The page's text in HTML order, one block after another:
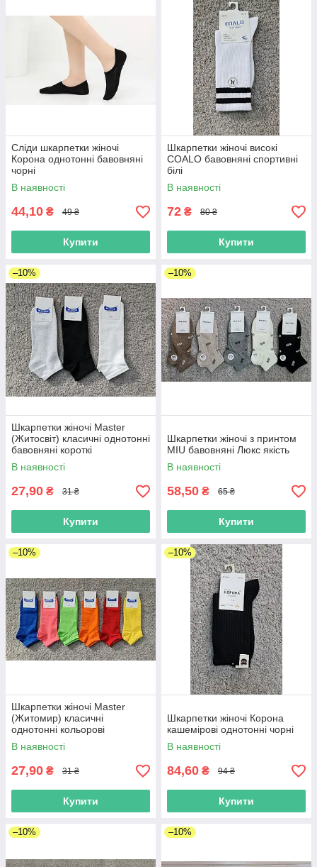
Сліди шкарпетки жіночі
Корона однотонні бавовняні
чорні
В наявності
44,10 ₴ 49 ₴
Купити
Шкарпетки жіночі високі
COALO бавовняні спортивні
білі
В наявності
72 ₴ 80 ₴
Купити
–10%
Шкарпетки жіночі Master
(Житосвіт) класичні однотонні
бавовняні короткі
В наявності
27,90 ₴ 31 ₴
Купити
–10%
Шкарпетки жіночі з принтом
MIU бавовняні Люкс якість
В наявності
58,50 ₴ 65 ₴
Купити
–10%
Шкарпетки жіночі Master
(Житомир) класичні
однотонні кольорові
бавовняні короткі
В наявності
27,90 ₴ 31 ₴
Купити
–10%
Шкарпетки жіночі Корона
кашемірові однотонні чорні
В наявності
84,60 ₴ 94 ₴
Купити
–10% –10%